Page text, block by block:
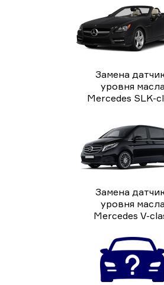
Замена
уровня масла
Mercedes SLK-
Замена
уровня масла
Mercedes V-